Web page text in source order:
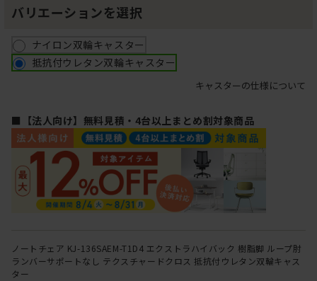
バリエーションを選択
ナイロン双輪キャスター
抵抗付ウレタン双輪キャスター
キャスターの仕様について
■【法人向け】無料見積・4台以上まとめ割対象商品
ノートチェア KJ-136SAEM-T1D4 エクストラハイバック 樹脂脚 ループ肘
ランバーサポートなし テクスチャードクロス 抵抗付ウレタン双輪キャス
ター